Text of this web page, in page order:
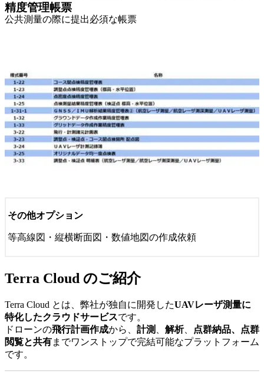
精度管理帳票
公共測量の際に提出必須な帳票
その他オプション
等高線図・縦横断面図・数値地図の作成依頼
Terra Cloud のご紹介
Terra Cloud とは、弊社が独自に開発したUAVレーザ測量に
特化したクラウドサービスです。
ドローンの飛行計画作成から、 計測 、 解析、
点群納品、点群
閲覧と共有までワンストップで完結可能なプラットフォーム
です。